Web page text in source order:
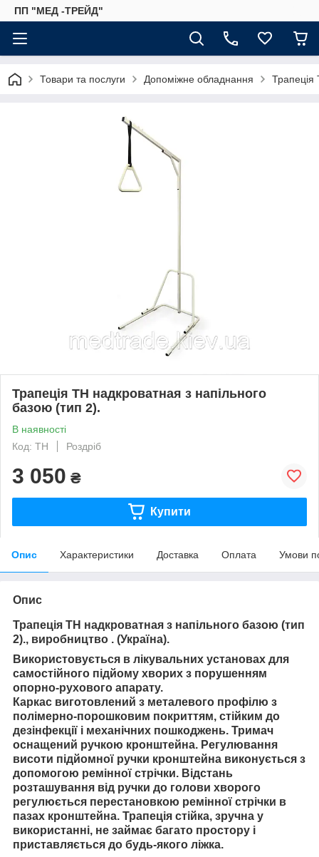
ПП "МЕД -ТРЕЙД"
Товари та послуги Допоміжне обладнання Трапеція
Трапеція ТН надкроватная з напільного
базою (тип 2).
В наявності
Код: ТН
Роздріб
3 050 ₴
Купити
Опис Характеристики Доставка Оплата Умови
Опис
Трапеція ТН надкроватная з напільного базою (тип
2)., виробництво . (Україна).
Використовується в лікувальних установах для
самостійного підйому хворих з порушенням
опорно-рухового апарату.
Каркас виготовлений з металевого профілю з
полімерно-порошковим покриттям, стійким до
дезінфекції і механічних пошкоджень. Тримач
оснащений ручкою кронштейна. Регулювання
висоти підйомної ручки кронштейна виконується з
допомогою ремінної стрічки. Відстань
розташування від ручки до голови хворого
регулюється перестановкою ремінної стрічки в
пазах кронштейна. Трапеція стійка, зручна у
використанні, не займає багато простору і
приставляється до будь-якого ліжка.